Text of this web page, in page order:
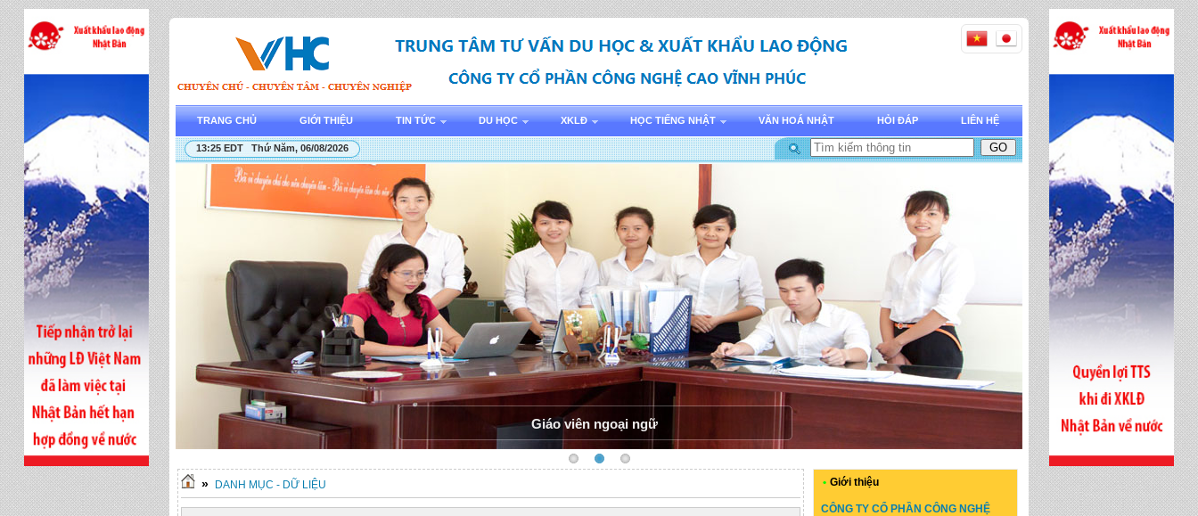
TRANG CHỦ GIỚI THIỆU TIN TỨC DU HỌC XKLĐ HỌC TIẾNG NHẬT VĂN HOÁ NHẬT HỎI ĐÁP LIÊN HỆ
13:25 EDT Thứ Năm, 06/08/2026
Học viên VHC hội diễn văn nghệ
» DANH MỤC - DỮ LIỆU • Giới thiệu
CÔNG TY CỔ PHẦN CÔNG NGHỆ